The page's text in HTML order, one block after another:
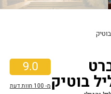
9.0
מ- 100 חוות דעת בוטיק